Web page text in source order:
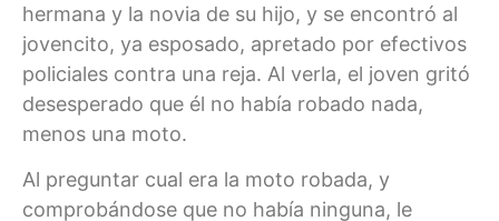
hermana y la novia de su hijo, y se encontró al
jovencito, ya esposado, apretado por efectivos
policiales contra una reja. Al verla, el joven gritó
desesperado que él no había robado nada,
menos una moto.
Al preguntar cual era la moto robada, y
comprobándose que no había ninguna, le